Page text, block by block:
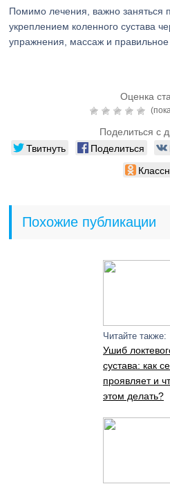
Помимо лечения, важно заняться
укреплением коленного сустава
упражнения, массаж и правильное
Оценка
Поделиться с
Твитнуть Поделиться
Похожие публикации
Читайте также:
Ушиб
сустава: как
проявляет и
этом делать?